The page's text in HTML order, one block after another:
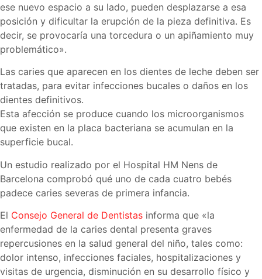
ese nuevo espacio a su lado, pueden desplazarse a esa
posición y dificultar la erupción de la pieza definitiva. Es
decir, se provocaría una torcedura o un apiñamiento muy
problemático».
Las caries que aparecen en los dientes de leche deben ser
tratadas, para evitar infecciones bucales o daños en los
dientes definitivos.
Esta afección se produce cuando los microorganismos
que existen en la placa bacteriana se acumulan en la
superficie bucal.
Un estudio realizado por el Hospital HM Nens de
Barcelona comprobó qué uno de cada cuatro bebés
padece caries severas de primera infancia.
El Consejo General de Dentistas informa que «la
enfermedad de la caries dental presenta graves
repercusiones en la salud general del niño, tales como:
dolor intenso, infecciones faciales, hospitalizaciones y
visitas de urgencia, disminución en su desarrollo físico y